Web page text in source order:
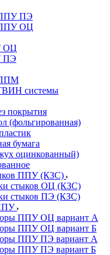
ППУ ПЭ
ППУ ОЦ
ОЦ
ПЭ
ППМ
системы
покрытия
(фольгированная)
бумага
оцинкованный)
ППУ (КЗС)
стыков ОЦ (КЗС)
стыков ПЭ (КЗС)
ППУ ОЦ вариант А
ППУ ОЦ вариант Б
ППУ ПЭ вариант А
ППУ ПЭ вариант Б